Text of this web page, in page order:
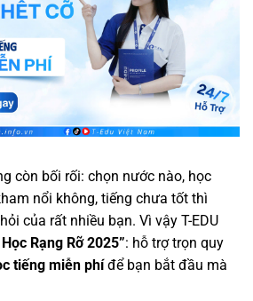
còn bối rối: chọn nước nào, học
nổi không, tiếng chưa tốt thì
của rất nhiều bạn. Vì vậy T-EDU
Học Rạng Rỡ 2025”: hỗ trợ trọn quy
tiếng miễn phíđể bạn bắt đầu mà